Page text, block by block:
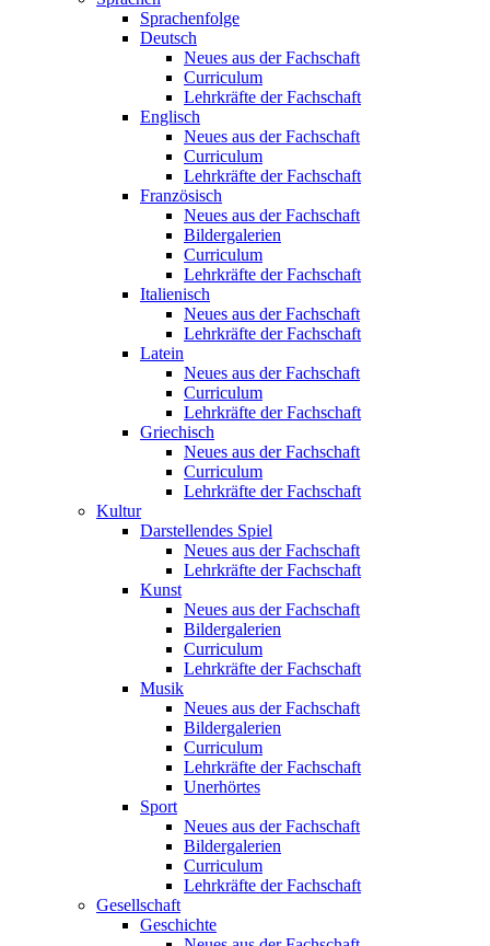
Sprachenfolge
Deutsch
Neues aus der Fachschaft
Curriculum
Lehrkräfte der Fachschaft
Englisch
Neues aus der Fachschaft
Curriculum
Lehrkräfte der Fachschaft
Französisch
Neues aus der Fachschaft
Bildergalerien
Curriculum
Lehrkräfte der Fachschaft
Italienisch
Neues aus der Fachschaft
Lehrkräfte der Fachschaft
Latein
Neues aus der Fachschaft
Curriculum
Lehrkräfte der Fachschaft
Griechisch
Neues aus der Fachschaft
Curriculum
Lehrkräfte der Fachschaft
Kultur
Darstellendes Spiel
Neues aus der Fachschaft
Lehrkräfte der Fachschaft
Kunst
Neues aus der Fachschaft
Bildergalerien
Curriculum
Lehrkräfte der Fachschaft
Musik
Neues aus der Fachschaft
Bildergalerien
Curriculum
Lehrkräfte der Fachschaft
Unerhörtes
Sport
Neues aus der Fachschaft
Bildergalerien
Curriculum
Lehrkräfte der Fachschaft
Gesellschaft
Geschichte